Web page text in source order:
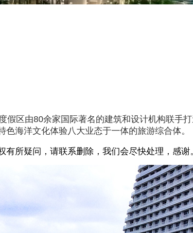
假区由80余家国际著名的建筑和设计机构联手
海洋文化体验八大业态于一体的旅游综合体。
有所疑问，请联系删除，我们会尽快处理，感谢